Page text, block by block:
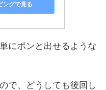
ングで見る
にポンと出せるような
で、どうしても後回し